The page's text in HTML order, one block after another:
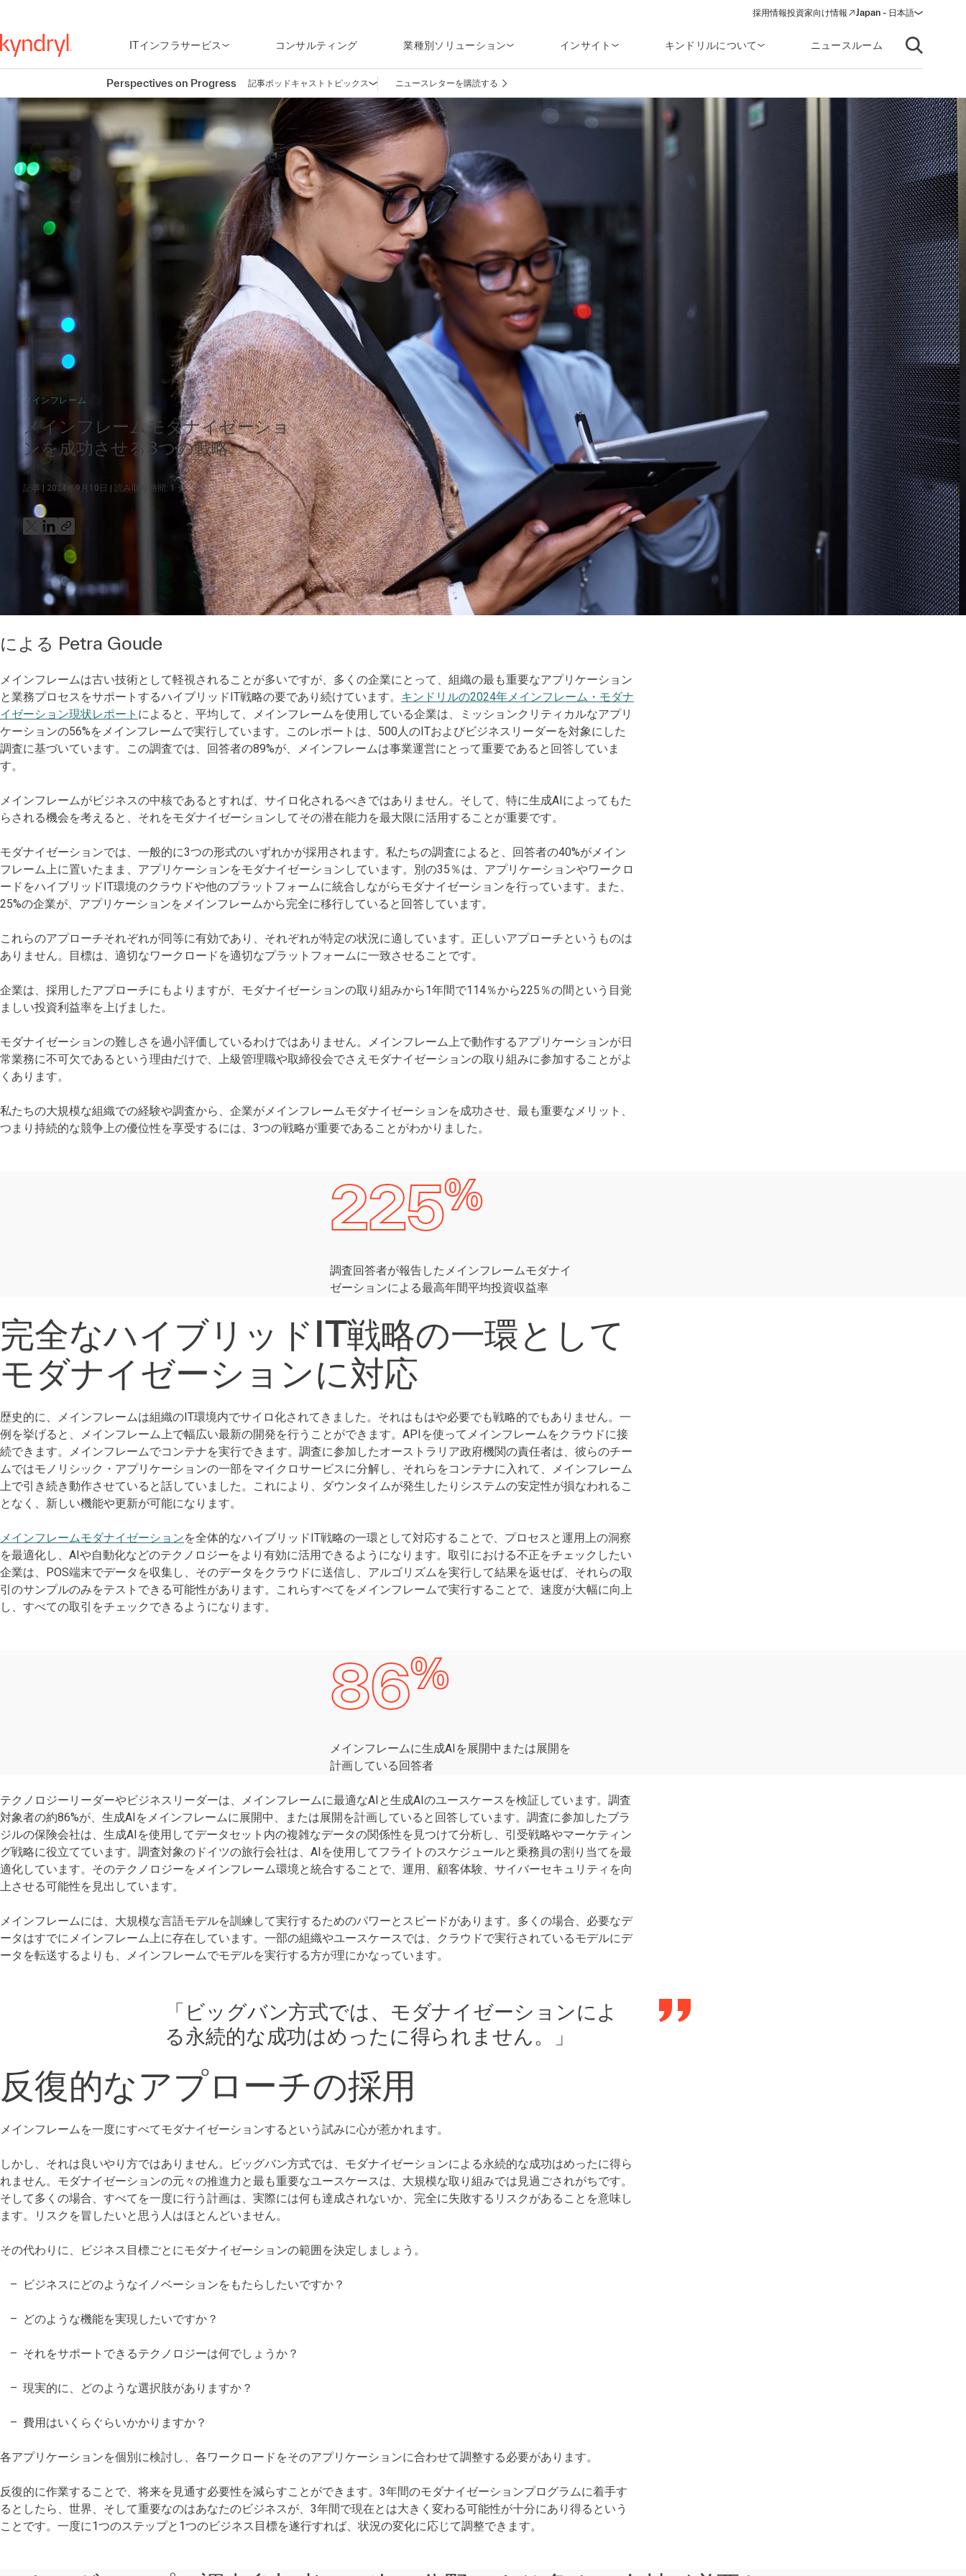
採用情報投資家向け情報
(opens in a new window)
Japan - 日本語
ITインフラサービス コンサルティング 業種別ソリューション インサイト キンドリルについて ニュースルーム
Open
Perspectives on Progress 記事ポッドキャスト トピックスOpen navigation
ニュースレターを購読する
メインフレーム​
メインフレームモダナイゼーショ
ンを成功させる3つの戦略
記事 2024年9月10日 読み取り時間: 1 分
による Petra Goude
メインフレームは古い技術として軽視されることが多いですが、多くの企業にとって、組織の最も重要なアプリケーション
と業務プロセスをサポートするハイブリッドIT戦略の要であり続けています。 キンドリルの2024年メインフレーム・モダナ
イゼーション現状レポート によると、平均して、メインフレームを使用している企業は、ミッションクリティカルなアプリ
ケーションの56%をメインフレームで実行しています。このレポートは、500人のITおよびビジネスリーダーを対象にした
調査に基づいています。この調査では、回答者の89%が、メインフレームは事業運営にとって重要であると回答していま
す。
メインフレームがビジネスの中核であるとすれば、サイロ化されるべきではありません。そして、特に生成AIによってもた
らされる機会を考えると、それをモダナイゼーションしてその潜在能力を最大限に活用することが重要です。
モダナイゼーションでは、一般的に3つの形式のいずれかが採用されます。私たちの調査によると、回答者の40%がメイン
フレーム上に置いたまま、アプリケーションをモダナイゼーションしています。別の35％は、アプリケーションやワークロ
ードをハイブリッドIT環境のクラウドや他のプラットフォームに統合しながらモダナイゼーションを行っています。また、
25%の企業が、アプリケーションをメインフレームから完全に移行していると回答しています。
これらのアプローチそれぞれが同等に有効であり、それぞれが特定の状況に適しています。正しいアプローチというものは
ありません。目標は、適切なワークロードを適切なプラットフォームに一致させることです。
企業は、採用したアプローチにもよりますが、モダナイゼーションの取り組みから1年間で114％から225％の間という目覚
ましい投資利益率を上げました。
モダナイゼーションの難しさを過小評価しているわけではありません。メインフレーム上で動作するアプリケーションが日
常業務に不可欠であるという理由だけで、上級管理職や取締役会でさえモダナイゼーションの取り組みに参加することがよ
くあります。
私たちの大規模な組織での経験や調査から、企業がメインフレームモダナイゼーションを成功させ、最も重要なメリット、
つまり持続的な競争上の優位性を享受するには、3つの戦略が重要であることがわかりました。
225%
調査回答者が報告したメインフレームモダナイ
ゼーションによる最高年間平均投資収益率
完全なハイブリッドIT戦略の一環として
モダナイゼーションに対応
歴史的に、メインフレームは組織のIT環境内でサイロ化されてきました。それはもはや必要でも戦略的でもありません。一
例を挙げると、メインフレーム上で幅広い最新の開発を行うことができます。APIを使ってメインフレームをクラウドに接
続できます。メインフレームでコンテナを実行できます。調査に参加したオーストラリア政府機関の責任者は、彼らのチー
ムではモノリシック・アプリケーションの一部をマイクロサービスに分解し、それらをコンテナに入れて、メインフレーム
上で引き続き動作させていると話していました。これにより、ダウンタイムが発生したりシステムの安定性が損なわれるこ
となく、新しい機能や更新が可能になります。
メインフレームモダナイゼーションを全体的なハイブリッドIT戦略の一環として対応することで、プロセスと運用上の洞察
を最適化し、AIや自動化などのテクノロジーをより有効に活用できるようになります。取引における不正をチェックしたい
企業は、POS端末でデータを収集し、そのデータをクラウドに送信し、アルゴリズムを実行して結果を返せば、それらの取
引のサンプルのみをテストできる可能性があります。これらすべてをメインフレームで実行することで、速度が大幅に向上
し、すべての取引をチェックできるようになります。
86%
メインフレームに生成AIを展開中または展開を
計画している回答者
テクノロジーリーダーやビジネスリーダーは、メインフレームに最適なAIと生成AIのユースケースを検証しています。調査
対象者の約86%が、生成AIをメインフレームに展開中、または展開を計画していると回答しています。調査に参加したブラ
ジルの保険会社は、生成AIを使用してデータセット内の複雑なデータの関係性を見つけて分析し、引受戦略やマーケティン
グ戦略に役立てています。調査対象のドイツの旅行会社は、AIを使用してフライトのスケジュールと乗務員の割り当てを最
適化しています。そのテクノロジーをメインフレーム環境と統合することで、運用、顧客体験、サイバーセキュリティを向
上させる可能性を見出しています。
メインフレームには、大規模な言語モデルを訓練して実行するためのパワーとスピードがあります。多くの場合、必要なデ
ータはすでにメインフレーム上に存在しています。一部の組織やユースケースでは、クラウドで実行されているモデルにデ
ータを転送するよりも、メインフレームでモデルを実行する方が理にかなっています。
「ビッグバン方式では、モダナイゼーションによ
る永続的な成功はめったに得られません。」
反復的なアプローチの採用
メインフレームを一度にすべてモダナイゼーションするという試みに心が惹かれます。
しかし、それは良いやり方ではありません。ビッグバン方式では、モダナイゼーションによる永続的な成功はめったに得ら
れません。モダナイゼーションの元々の推進力と最も重要なユースケースは、大規模な取り組みでは見過ごされがちです。
そして多くの場合、すべてを一度に行う計画は、実際には何も達成されないか、完全に失敗するリスクがあることを意味し
ます。リスクを冒したいと思う人はほとんどいません。
その代わりに、ビジネス目標ごとにモダナイゼーションの範囲を決定しましょう。
ビジネスにどのようなイノベーションをもたらしたいですか？
どのような機能を実現したいですか？
それをサポートできるテクノロジーは何でしょうか？
現実的に、どのような選択肢がありますか？
費用はいくらぐらいかかりますか？
各アプリケーションを個別に検討し、各ワークロードをそのアプリケーションに合わせて調整する必要があります。
反復的に作業することで、将来を見通す必要性を減らすことができます。3年間のモダナイゼーションプログラムに着手す
るとしたら、世界、そして重要なのはあなたのビジネスが、3年間で現在とは大きく変わる可能性が十分にあり得るという
ことです。一度に1つのステップと1つのビジネス目標を遂行すれば、状況の変化に応じて調整できます。